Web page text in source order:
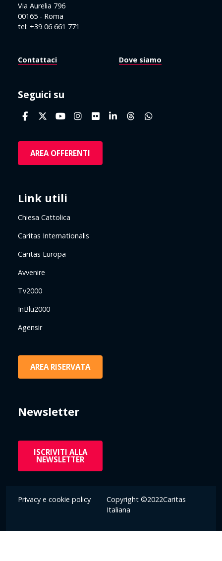
Via Aurelia 796
00165 - Roma
tel: +39 06 661 771
Contattaci Dove siamo
Seguici su
AREA OFFERENTI
Link utili
Chiesa Cattolica
Caritas Internationalis
Caritas Europa
Avvenire
Tv2000
InBlu2000
Agensir
AREA RISERVATA
Newsletter
ISCRIVITI ALLA
NEWSLETTER
Privacy e cookie policy
Copyright ©2022Caritas
Italiana